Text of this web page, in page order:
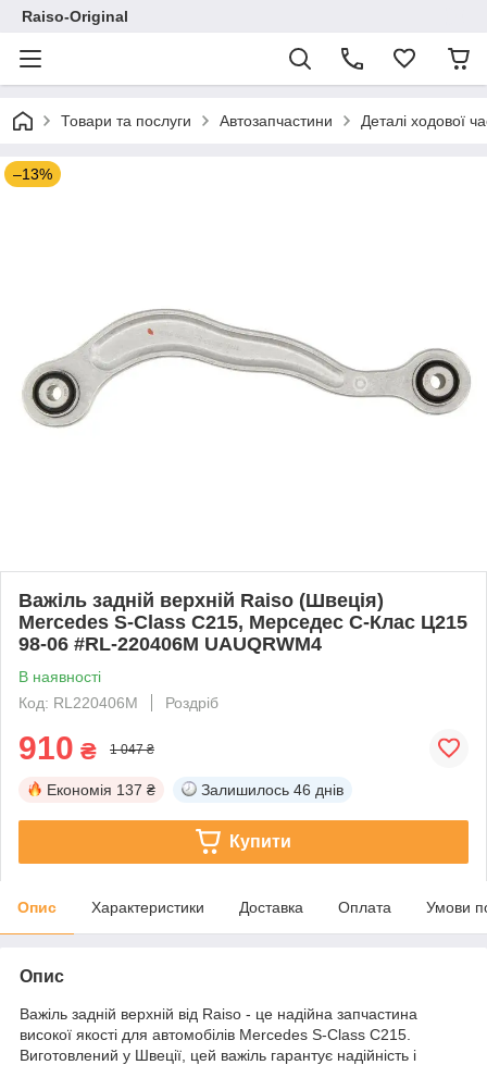
Raiso-Original
Товари та послуги Автозапчастини Деталі ходової
–13%
Важіль задній верхній Raiso (Швеція)
Mercedes S-Class C215, Мерседес С-Клас Ц215
98-06 #RL-220406M UAUQRWM4
В наявності
Код: RL220406M
Роздріб
910 ₴ 1 047 ₴
Економія 137 ₴ Залишилось 46 днів
Купити
Опис Характеристики Доставка Оплата Умови
Опис
Важіль задній верхній від Raiso - це надійна запчастина
високої якості для автомобілів Mercedes S-Class C215.
Виготовлений у Швеції, цей важіль гарантує надійність і